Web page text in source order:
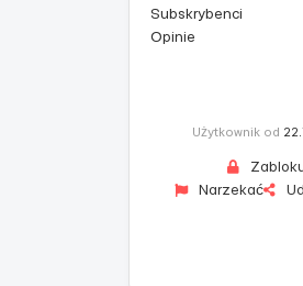
Subskrybenci
Opinie
Użytkownik od
Narzekać